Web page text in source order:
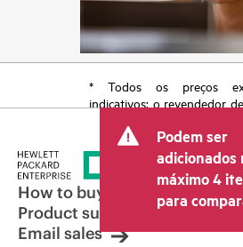
* Todos os preços
indicativos; o revendedor
taxas, como IVA/imposto
envio. O preço
pelo revendedor pode variar
a outros revendedores
indicativo exibido. O
poderá incluir ofertas
tempo limitado. A HPE
Podem ser
adicionados
máximo 4
para
How to buy
Product support
Email sales